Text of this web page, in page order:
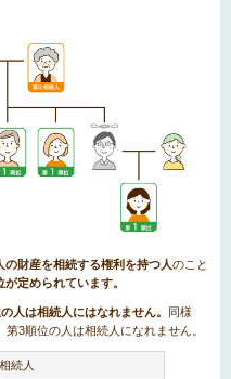
の財産を相続する権利を持つ人のこと
定められています。
人は相続人にはなれません。 同様
3順位の人は相続人になれません。
続人